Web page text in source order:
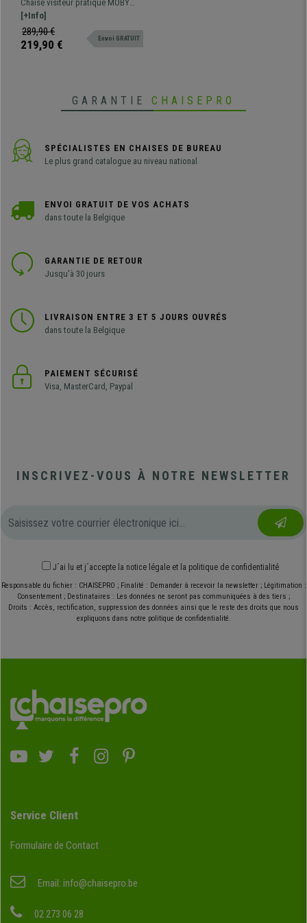
Confortable, Piétement
Chromé, en Tissu, Noir
Chaise visiteur pratique MOBY
TISSU, c'est la chaise visiteur par
excellence avec des lignes
classiques pour que les clients
[+Info]
289,90 €
219,90 € Envoi GRATUIT
GARANTIE CHAISEPRO
SPÉCIALISTES EN CHAISES DE BUREAU
Le plus grand catalogue au niveau national
ENVOI GRATUIT DE VOS ACHATS
dans toute la Belgique
GARANTIE DE RETOUR
Jusqu'à 30 jours
LIVRAISON ENTRE 3 ET 5 JOURS OUVRÉS
dans toute la Belgique
PAIEMENT SÉCURISÉ
Visa, MasterCard, Paypal
INSCRIVEZ-VOUS À NOTRE NEWSLETTER
J´ai lu et j´accepte la notice légale et la politique de confidentialité
Responsable du fichier : CHAISEPRO ; Finalité : Demander à recevoir la newsletter ; Légitimation :
Consentement ; Destinataires : Les données ne seront pas communiquées à des tiers ;
Droits : Accès, rectification, suppression des données ainsi que le reste des droits que nous
expliquons dans notre politique de confidentialité.
Service Client
Formulaire de Contact
Email: info@chaisepro.be
02 273 06 28